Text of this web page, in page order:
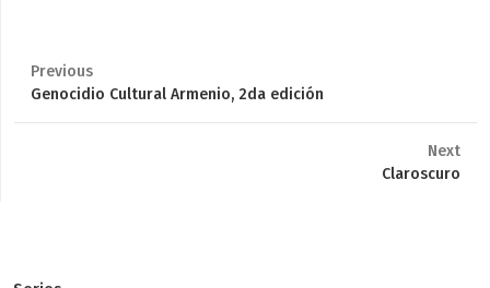
Previous
Previous
Genocidio Cultural Armenio, 2da edición
Next
Claroscuro